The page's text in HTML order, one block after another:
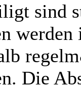
sind
Die